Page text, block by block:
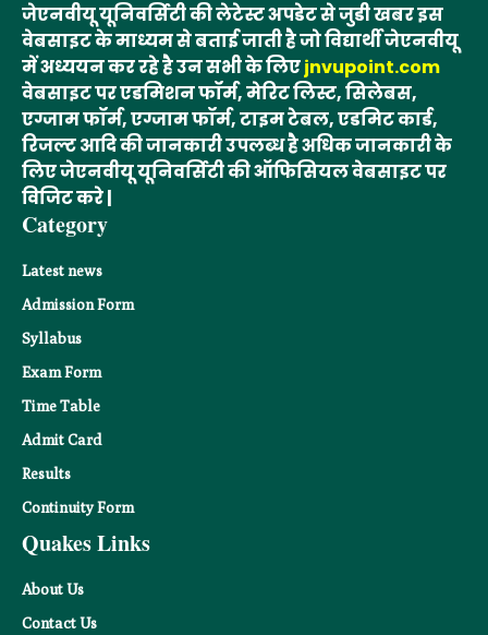
जेएनवीयू यूनिवर्सिटी की लेटेस्ट अपडेट से जुडी खबर इस
वेबसाइट के माध्यम से बताई जाती है जो विद्यार्थी जेएनवीयू
में अध्ययन कर रहे है उन सभी के लिएjnvupoint.com
वेबसाइट पर एडमिशन फॉर्म, मेरिट लिस्ट, सिलेबस,
एग्जाम फॉर्म, एग्जाम फॉर्म, टाइम टेबल, एडमिट कार्ड,
रिजल्ट आदि की जानकारी उपलब्ध है अधिक जानकारी के
लिए जेएनवीयू यूनिवर्सिटी की ऑफिसियल वेबसाइट पर
विजिट करे |
Category
Latest news
Admission Form
Syllabus
Exam Form
Time Table
Admit Card
Results
Continuity Form
Quakes Links
About Us
Contact Us